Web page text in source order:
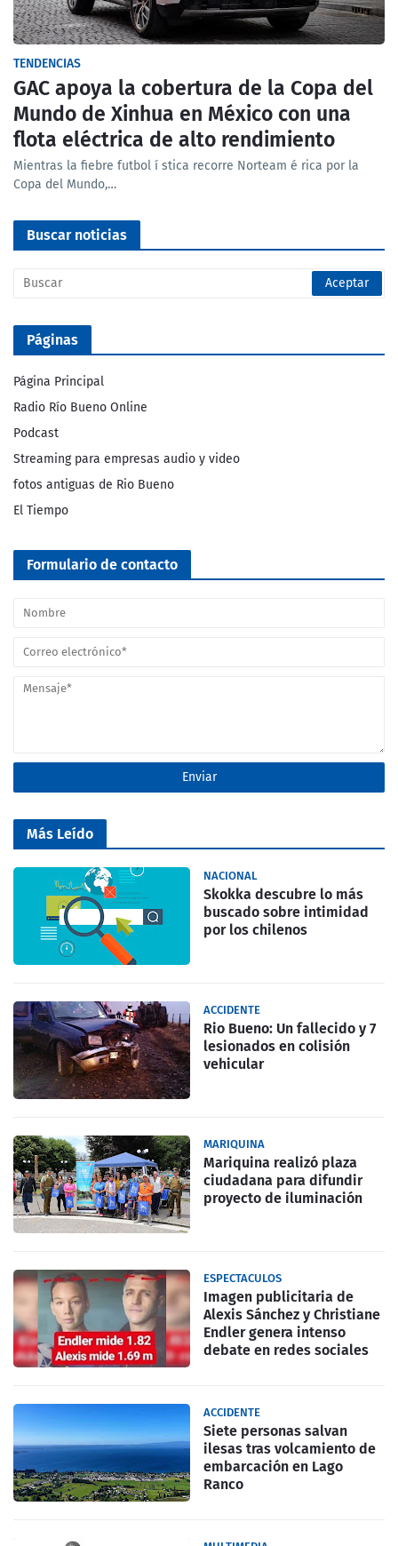
TENDENCIAS
GAC apoya la cobertura de la Copa del
Mundo de Xinhua en México con una
flota eléctrica de alto rendimiento
Mientras la fiebre futbol í stica recorre Norteam é rica por la
Copa del Mundo,…
Buscar noticias
Páginas
Página Principal
Radio Río Bueno Online
Podcast
Streaming para empresas audio y video
fotos antiguas de Rio Bueno
El Tiempo
Formulario de contacto
Más Leído
NACIONAL
Skokka descubre lo más
buscado sobre intimidad
por los chilenos
ACCIDENTE
Rio Bueno: Un fallecido y 7
lesionados en colisión
vehicular
MARIQUINA
Mariquina realizó plaza
ciudadana para difundir
proyecto de iluminación
ESPECTACULOS
Imagen publicitaria de
Alexis Sánchez y Christiane
Endler genera intenso
debate en redes sociales
ACCIDENTE
Siete personas salvan
ilesas tras volcamiento de
embarcación en Lago
Ranco